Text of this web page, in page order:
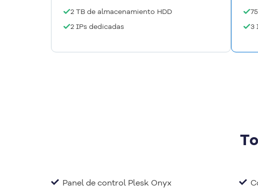
2 TB de almacenamiento HDD
2 IPs dedicadas
3
Panel de control Plesk Onyx